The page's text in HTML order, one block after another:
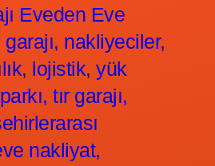
Eveden Eve
nakliyeciler,
lojistik, yük
tır garajı,
nakliyat,